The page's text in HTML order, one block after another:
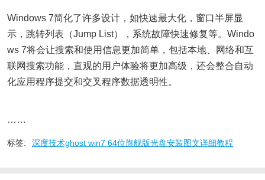
Windows 7简化了许多设计，如快速最大化，窗口半屏显
示，跳转列表（Jump List），系统故障快速修复等。Windo
ws 7将会让搜索和使用信息更加简单，包括本地、网络和互
联网搜索功能，直观的用户体验将更加高级，还会整合自动
化应用程序提交和交叉程序数据透明性。
……
标签: 深度技术ghost win7 64位旗舰版光盘安装图文详细教程